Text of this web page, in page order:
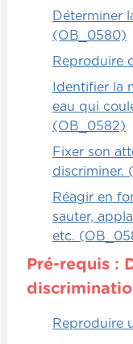
Les
d'autre, du
du groupe.
changer
la carte sur
un jeu
manches qui
Cela peut
sont très
pour
fermées.
Autonomie
sont déjà
Déterminer
(OB_0580)
Reproduire
Identifier la
eau qui
(OB_0582)
Fixer son
discriminer.
Réagir en
sauter,
etc.
Pré-requis :
Reproduire